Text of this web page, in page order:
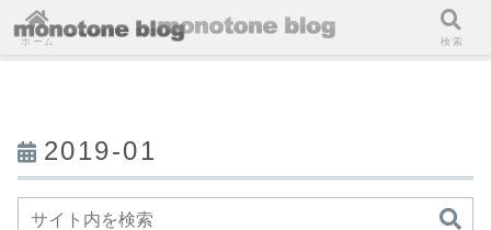
2019-01
ホーム 検索